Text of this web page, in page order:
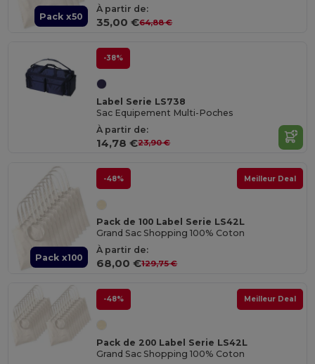
Pack x50
À partir de:
35,00 €64,88 €
-38%
Label Serie LS738
Sac Equipement Multi-Poches
À partir de:
14,78 €23,90 €
Pack x100
-48% Meilleur Deal
Pack de 100 Label Serie LS42L
Grand Sac Shopping 100% Coton
À partir de:
68,00 €129,75 €
-48% Meilleur Deal
Pack de 200 Label Serie LS42L
Grand Sac Shopping 100% Coton